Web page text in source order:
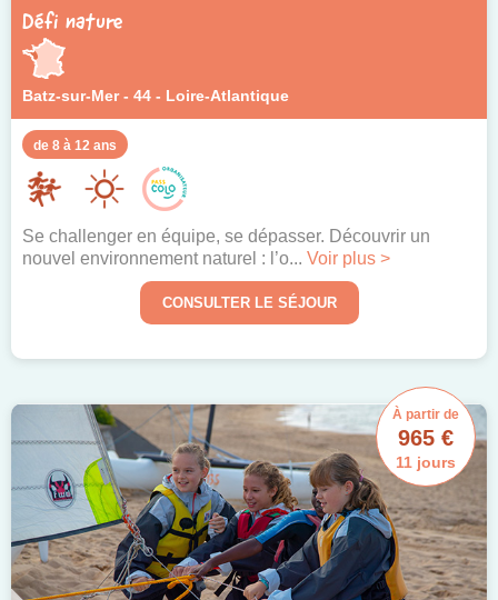
Défi nature
Batz-sur-Mer - 44 - Loire-Atlantique
de 8 à 12 ans
Se challenger en équipe, se dépasser. Découvrir un
nouvel environnement naturel : l’o... Voir plus >
CONSULTER LE SÉJOUR
À partir de
965 €
11 jours